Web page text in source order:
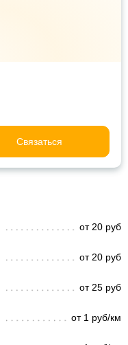
Связаться
от 20 руб
от 20 руб
от 25 руб
от 1 руб/км